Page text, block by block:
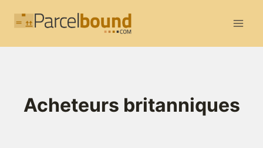
Acheteurs britanniques